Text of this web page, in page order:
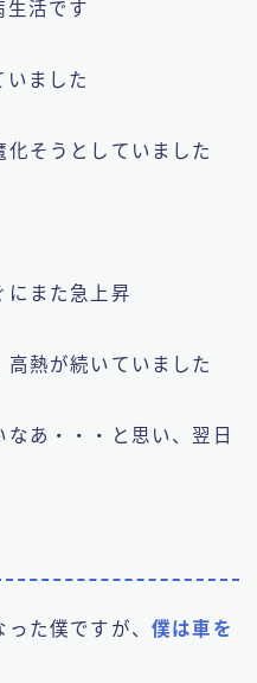
生活です
いました
そうとしていました
にまた急上昇
熱が続いていました
あ・・・と思い、翌日
た僕ですが、 僕は車を